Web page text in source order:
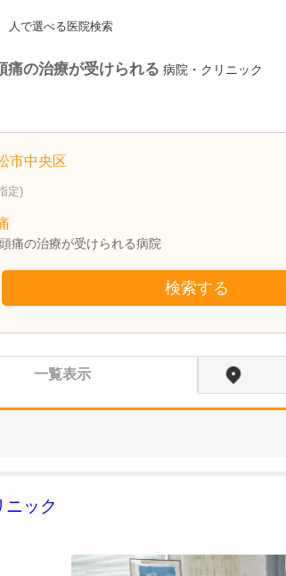
人で選べる医院検索
痛の治療が受けられる 病院・クリニック
市中央区
定)
頭痛の治療が受けられる病院
検索する
一覧表示
ニック
樋󠄀
プ
す